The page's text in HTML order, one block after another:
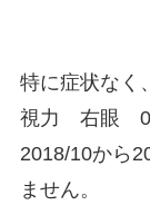
特に症状なく
視力 右眼
2018/10から
ません。